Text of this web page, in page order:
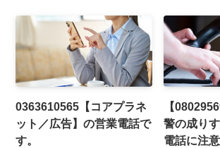
0363610565【コアプラネ
ット／広告】の営業電話で
す。
【
警の成り
電話に注意